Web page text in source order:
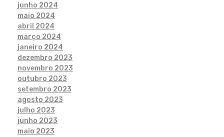
junho 2024
maio 2024
abril 2024
março 2024
janeiro 2024
dezembro 2023
novembro 2023
outubro 2023
setembro 2023
agosto 2023
julho 2023
junho 2023
maio 2023